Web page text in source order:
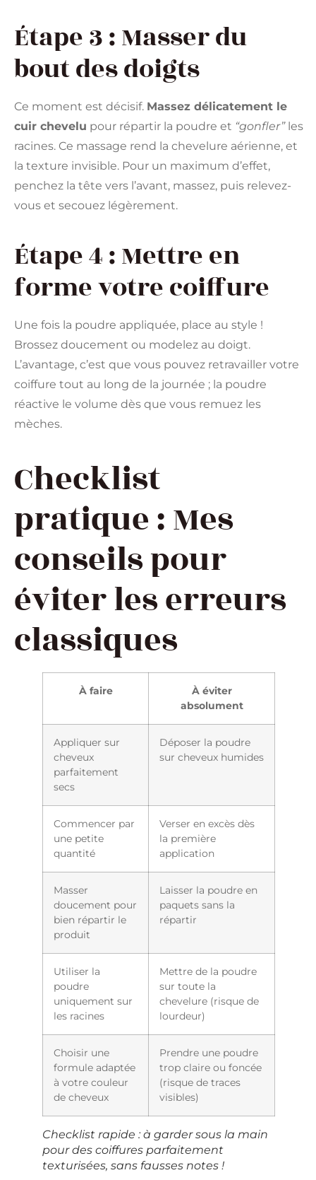
Étape 3 : Masser du
bout des doigts
Ce moment est décisif. Massez délicatement le
cuir chevelu pour répartir la poudre et “gonfler”les
racines. Ce massage rend la chevelure aérienne, et
la texture invisible. Pour un maximum d’effet,
penchez la tête vers l’avant, massez, puis relevez-
vous et secouez légèrement.
Étape 4 : Mettre en
forme votre coiffure
Une fois la poudre appliquée, place au style !
Brossez doucement ou modelez au doigt.
L’avantage, c’est que vous pouvez retravailler votre
coiffure tout au long de la journée ; la poudre
réactive le volume dès que vous remuez les
mèches.
Checklist
pratique : Mes
conseils pour
éviter les erreurs
classiques
À faire
À éviter
absolument
Appliquer sur
cheveux
parfaitement
secs
Déposer la poudre
sur cheveux humides
Commencer par
une petite
quantité
Verser en excès dès
la première
application
Masser
doucement pour
bien répartir le
produit
Laisser la poudre en
paquets sans la
répartir
Utiliser la
poudre
uniquement sur
les racines
Mettre de la poudre
sur toute la
chevelure (risque de
lourdeur)
Choisir une
formule adaptée
à votre couleur
de cheveux
Prendre une poudre
trop claire ou foncée
(risque de traces
visibles)
Checklist rapide : à garder sous la main
pour des coiffures parfaitement
texturisées, sans fausses notes !